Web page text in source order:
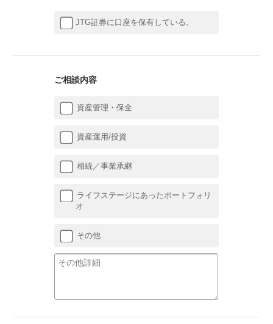
JTG証券に口座を保有している。
ご相談内容
資産管理・保全
資産運用/投資
相続／事業承継
ライフステージにあったポートフォリ
オ
その他